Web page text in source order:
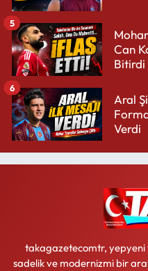
Can
Bitirdi
5
Aral
Verdi
6
takagazetecomtr, yepyeni
sadelik ve modernizmi bir